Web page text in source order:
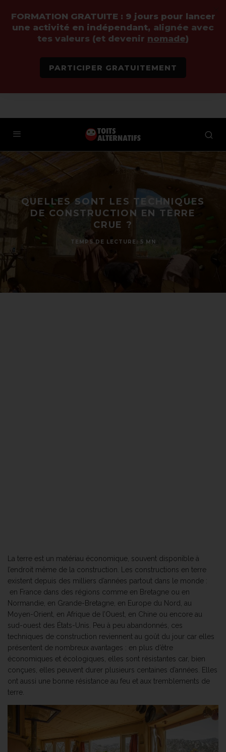
QUELLES SONT LES TECHNIQUES
DE CONSTRUCTION EN TERRE
CRUE ?
TEMPS DE LECTURE: 5 MN
La terre est un matériau économique, souvent disponible à
l’endroit même de la construction. Les constructions en terre
existent depuis des milliers d’années partout dans le monde :
en France dans des régions comme en Bretagne ou en
Normandie, en Grande-Bretagne, en Europe du Nord, au
Moyen-Orient, en Afrique de l’Ouest, en Chine ou encore au
sud-ouest des États-Unis. Peu à peu abandonnés, ces
techniques de construction reviennent au goût du jour car elles
présentent de nombreux avantages : en plus d’être
économiques et écologiques, elles sont résistantes car, bien
conçues, elles peuvent durer plusieurs centaines d’années. Elles
ont aussi une bonne résistance au feu et aux tremblements de
terre.
FORMATION GRATUITE : 9 jours pour lancer
une activité en indépendant, alignée avec
tes valeurs (et devenir nomade)
PARTICIPER GRATUITEMENT